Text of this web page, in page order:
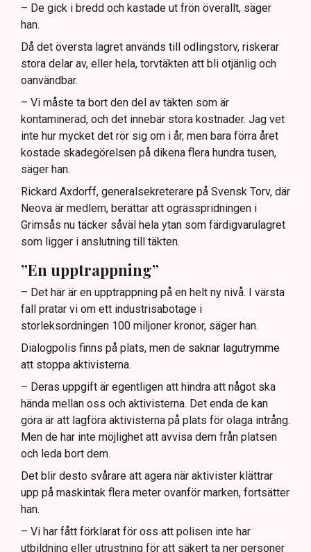
– De gick i bredd och kastade ut frön överallt, säger
han.
Då det översta lagret används till odlingstorv, riskerar
stora delar av, eller hela, torvtäkten att bli otjänlig och
oanvändbar.
– Vi måste ta bort den del av täkten som är
kontaminerad, och det innebär stora kostnader. Jag vet
inte hur mycket det rör sig om i år, men bara förra året
kostade skadegörelsen på dikena flera hundra tusen,
säger han.
Rickard Axdorff, generalsekreterare på Svensk Torv, där
Neova är medlem, berättar att ogrässpridningen i
Grimsås nu täcker såväl hela ytan som färdigvarulagret
som ligger i anslutning till täkten.
”En upptrappning”
– Det här är en upptrappning på en helt ny nivå. I värsta
fall pratar vi om ett industrisabotage i
storleksordningen 100 miljoner kronor, säger han.
Dialogpolis finns på plats, men de saknar lagutrymme
att stoppa aktivisterna.
– Deras uppgift är egentligen att hindra att något ska
hända mellan oss och aktivisterna. Det enda de kan
göra är att lagföra aktivisterna på plats för olaga intrång.
Men de har inte möjlighet att avvisa dem från platsen
och leda bort dem.
Det blir desto svårare att agera när aktivister klättrar
upp på maskintak flera meter ovanför marken, fortsätter
han.
– Vi har fått förklarat för oss att polisen inte har
utbildning eller utrustning för att säkert ta ner personer